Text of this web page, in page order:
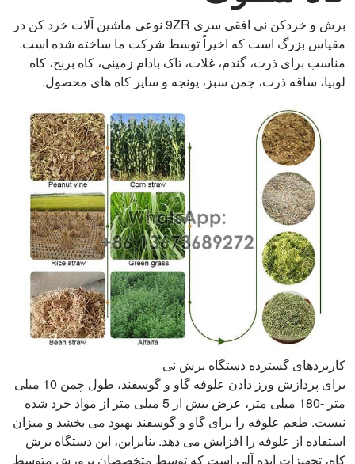
برش و خردکن نی افقی سری 9ZR نوعی ماشین آلات خرد کن در
مقیاس بزرگ است که اخیراً توسط شرکت ما ساخته شده است.
مناسب برای ذرت، گندم، غلات، تاک بادام زمینی، کاه برنج، کاه
لوبیا، ساقه ذرت، چمن سبز، یونجه و سایر کاه های محصول.
کاربردهای گسترده دستگاه برش نی
برای پردازش ورز دادن علوفه گاو و گوسفند، طول چمن 10 میلی
متر -180 میلی متر، عرض بیش از 5 میلی متر از مواد خرد شده
نیست. طعم علوفه را برای گاو و گوسفند بهبود می بخشد و میزان
استفاده از علوفه را افزایش می دهد. بنابراین، این دستگاه برش
کاه، تجهیزات ایده آلی است که توسط متخصصان پرورش متوسط ​​